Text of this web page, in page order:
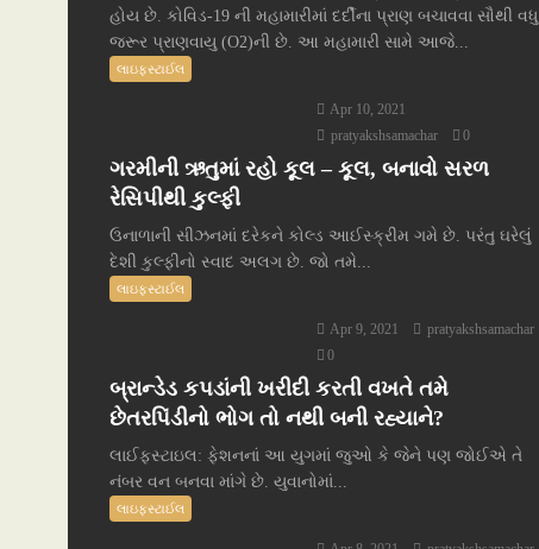
હોય છે. કોવિડ-19 ની મહામારીમાં દર્દીના પ્રાણ બચાવવા સૌથી વધુ
જરૂર પ્રાણવાયુ (O2)ની છે. આ મહામારી સામે આજે...
લાઇફસ્ટાઈલ
Apr 10, 2021
pratyakshsamachar
0
ગરમીની ઋતુમાં રહો કૂલ – કૂલ, બનાવો સરળ
રેસિપીથી કુલ્ફી
ઉનાળાની સીઝનમાં દરેકને કોલ્ડ આઈસ્ક્રીમ ગમે છે. પરંતુ ઘરેલું
દેશી કુલ્ફીનો સ્વાદ અલગ છે. જો તમે...
લાઇફસ્ટાઈલ
Apr 9, 2021
pratyakshsamachar
0
બ્રાન્ડેડ કપડાંની ખરીદી કરતી વખતે તમે
છેતરપિંડીનો ભોગ તો નથી બની રહ્યાને?
લાઈફસ્ટાઇલ: ફેશનનાં આ યુગમાં જુઓ કે જેને પણ જોઈએ તે
નંબર વન બનવા માંગે છે. યુવાનોમાં...
લાઇફસ્ટાઈલ